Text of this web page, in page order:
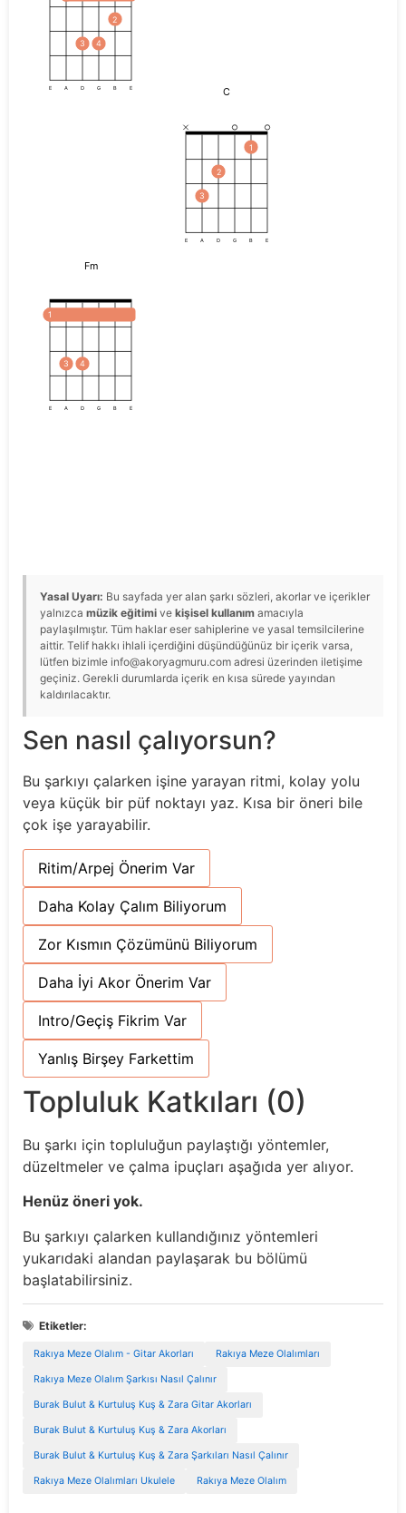
3 4
2
E A D G B E C
3
2
1
E A D G B E
Fm
1
3 4
E A D G B E
Yasal Uyarı: Bu sayfada yer alan şarkı sözleri, akorlar ve içerikler
yalnızca müzik eğitimi ve kişisel kullanım amacıyla
paylaşılmıştır. Tüm haklar eser sahiplerine ve yasal temsilcilerine
aittir. Telif hakkı ihlali içerdiğini düşündüğünüz bir içerik varsa,
lütfen bizimle info@akoryagmuru.com adresi üzerinden iletişime
geçiniz. Gerekli durumlarda içerik en kısa sürede yayından
kaldırılacaktır.
Sen nasıl çalıyorsun?
Bu şarkıyı çalarken işine yarayan ritmi, kolay yolu
veya küçük bir püf noktayı yaz. Kısa bir öneri bile
çok işe yarayabilir.
Ritim/Arpej Önerim Var
Daha Kolay Çalım Biliyorum
Zor Kısmın Çözümünü Biliyorum
Daha İyi Akor Önerim Var
Intro/Geçiş Fikrim Var
Yanlış Birşey Farkettim
Topluluk Katkıları (0)
Bu şarkı için topluluğun paylaştığı yöntemler,
düzeltmeler ve çalma ipuçları aşağıda yer alıyor.
Henüz öneri yok.
Bu şarkıyı çalarken kullandığınız yöntemleri
yukarıdaki alandan paylaşarak bu bölümü
başlatabilirsiniz.
Etiketler:
Rakıya Meze Olalım - Gitar Akorları Rakıya Meze Olalımları
Rakıya Meze Olalım Şarkısı Nasıl Çalınır
Burak Bulut & Kurtuluş Kuş & Zara Gitar Akorları
Burak Bulut & Kurtuluş Kuş & Zara Akorları
Burak Bulut & Kurtuluş Kuş & Zara Şarkıları Nasıl Çalınır
Rakıya Meze Olalımları Ukulele Rakıya Meze Olalım